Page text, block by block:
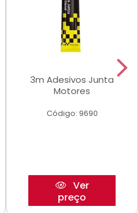
3m Adesivos Junta
Motores
Código: 9690
Ver
preço